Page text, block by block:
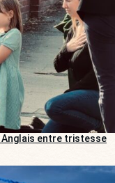
Anglais entre tristesse